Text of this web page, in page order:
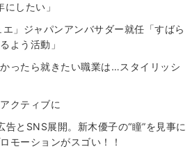
したい」
」ジャパンアンバサダー就任「すばら
よう活動」
ったら就きたい職業は…スタイリッシ
クティブに
告とSNS展開。新木優子の“瞳”を見事に
モーションがスゴい！！